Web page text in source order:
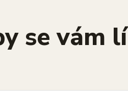
se vám